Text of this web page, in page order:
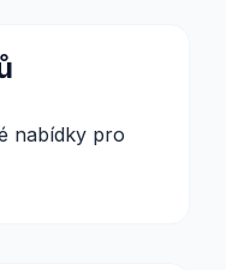
nabídky pro